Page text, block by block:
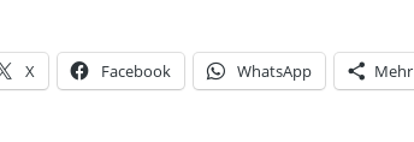
X Facebook WhatsApp Mehr